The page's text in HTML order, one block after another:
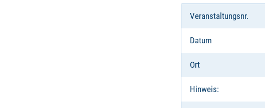
Veranstaltungsnr.
Datum
Ort
Hinweis: